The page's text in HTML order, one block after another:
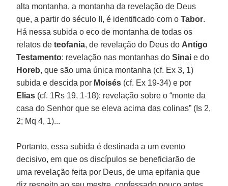
alta montanha, a montanha da revelação de Deus
que, a partir do século II, é identificado com oTabor.
Há nessa subida o eco de montanha de todas os
relatos deteofania, de revelação do Deus do Antigo
Testamento: revelação nas montanhas doSinai e do
Horeb, que são uma única montanha (cf. Ex 3, 1)
subida e descida por Moisés (cf. Ex 19-34) e por
Elias (cf. 1Rs 19, 1-18); revelação sobre o “monte da
casa do Senhor que se eleva acima das colinas” (Is 2,
2; Mq 4, 1)...
Portanto, essa subida é destinada a um evento
decisivo, em que os discípulos se beneficiarão de
uma revelação feita por Deus, de uma epifania que